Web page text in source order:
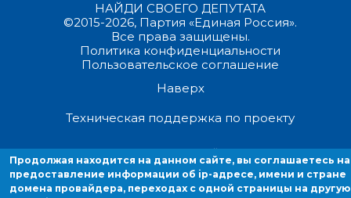
НАЙДИ СВОЕГО ДЕПУТАТА
©2015-2026, Партия «Единая Россия».
Все права защищены.
Политика конфиденциальности
Пользовательское соглашение
Наверх
Техническая поддержка по проекту
Продолжая находиться на данном сайте, вы соглашаетесь на
предоставление информации об ip-адресе, имени и стране домена
провайдера, переходах с одной страницы на другую и cookies.
Продолжая находится на данном сайте, вы соглашаетесь на
предоставление информации об ip-адресе, имени и стране
домена провайдера, переходах с одной страницы на другую